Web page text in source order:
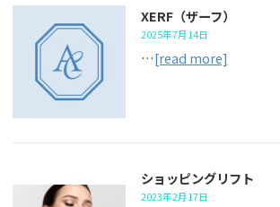
XERF（ザーフ）
2025年7月14日
…[read more]
ショッピングリフト
2023年2月17日